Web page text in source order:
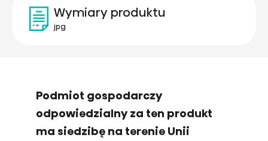
Wymiary produktu
jpg
Podmiot gospodarczy
odpowiedzialny za ten produkt
ma siedzibę na terenie Unii